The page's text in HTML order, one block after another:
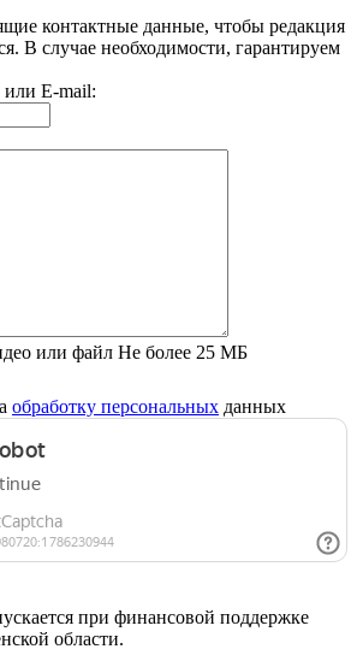
контактные данные, чтобы редакция
В случае необходимости, гарантируем
E-mail:
или файл Не более 25 МБ
обработку персональных данных
при финансовой поддержке
области.